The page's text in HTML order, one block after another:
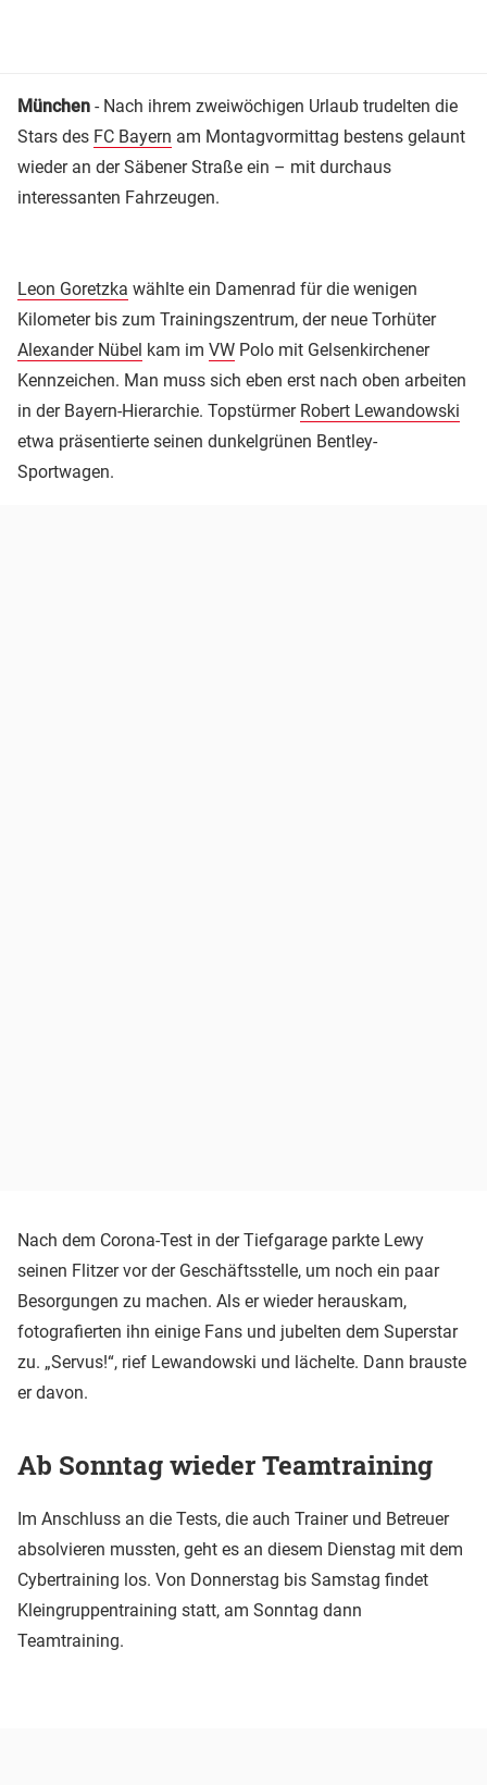
München - Nach ihrem zweiwöchigen Urlaub trudelten die
Stars des FC Bayern am Montagvormittag bestens gelaunt
wieder an der Säbener Straße ein – mit durchaus
interessanten Fahrzeugen.
Leon Goretzka wählte ein Damenrad für die wenigen
Kilometer bis zum Trainingszentrum, der neue Torhüter
Alexander Nübel kam im VW Polo mit Gelsenkirchener
Kennzeichen. Man muss sich eben erst nach oben arbeiten
in der Bayern-Hierarchie. Topstürmer Robert Lewandowski
etwa präsentierte seinen dunkelgrünen Bentley-
Sportwagen.
Nach dem Corona-Test in der Tiefgarage parkte Lewy
seinen Flitzer vor der Geschäftsstelle, um noch ein paar
Besorgungen zu machen. Als er wieder herauskam,
fotografierten ihn einige Fans und jubelten dem Superstar
zu. „Servus!“, rief Lewandowski und lächelte. Dann brauste
er davon.
Ab Sonntag wieder Teamtraining
Im Anschluss an die Tests, die auch Trainer und Betreuer
absolvieren mussten, geht es an diesem Dienstag mit dem
Cybertraining los. Von Donnerstag bis Samstag findet
Kleingruppentraining statt, am Sonntag dann
Teamtraining.